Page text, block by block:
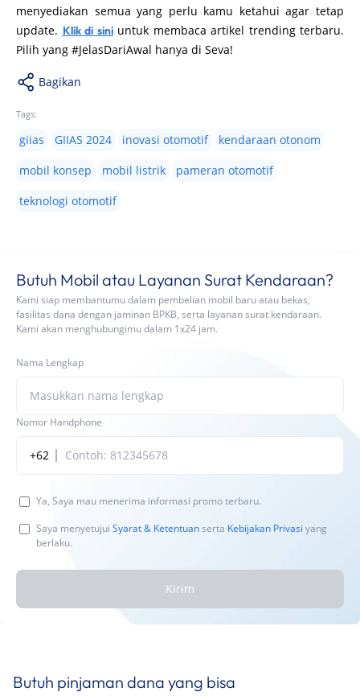
menyediakan semua yang perlu kamu ketahui agar tetap
update. Klik di siniuntuk membaca artikel trending terbaru.
Pilih yang #JelasDariAwal hanya di Seva!
Bagikan
Tags:
giias GIIAS 2024 inovasi otomotif
kendaraan otonom
mobil konsep
mobil listrik
pameran otomotif
teknologi otomotif
Butuh Mobil atau Layanan Surat Kendaraan?
Kami siap membantumu dalam pembelian mobil baru atau bekas,
fasilitas dana dengan jaminan BPKB, serta layanan surat kendaraan.
Kami akan menghubungimu dalam 1x24 jam.
Nama Lengkap
Nomor Handphone
+62
Ya, Saya mau menerima informasi promo terbaru.
Saya menyetujui Syarat & Ketentuanserta Kebijakan Privasi yang
berlaku.
Kirim
Butuh pinjaman dana yang bisa